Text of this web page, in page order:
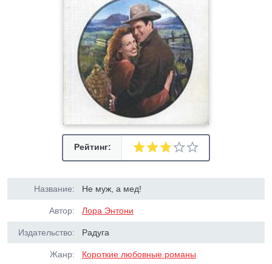
Рейтинг:
Название: Не муж, а мед!
Автор: Лора Энтони
Издательство: Радуга
Жанр: Короткие любовные романы